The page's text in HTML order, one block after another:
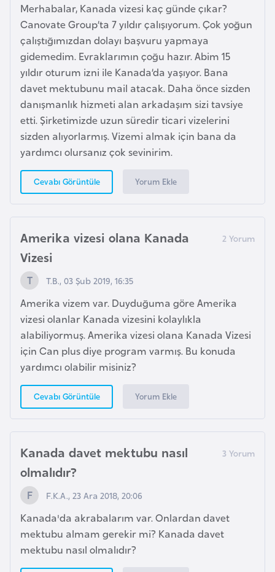
Merhabalar, Kanada vizesi kaç günde çıkar?
Canovate Group’ta 7 yıldır çalışıyorum. Çok yoğun
çalıştığımızdan dolayı başvuru yapmaya
gidemedim. Evraklarımın çoğu hazır. Abim 15
yıldır oturum izni ile Kanada’da yaşıyor. Bana
davet mektubunu mail atacak. Daha önce sizden
danışmanlık hizmeti alan arkadaşım sizi tavsiye
etti. Şirketimizde uzun süredir ticari vizelerini
sizden alıyorlarmış. Vizemi almak için bana da
yardımcı olursanız çok sevinirim.
Cevabı Görüntüle Yorum Ekle
Amerika vizesi olana Kanada
Vizesi
T.B., 03 Şub 2019, 16:35
Amerika vizem var. Duyduğuma göre Amerika
vizesi olanlar Kanada vizesini kolaylıkla
alabiliyormuş. Amerika vizesi olana Kanada Vizesi
için Can plus diye program varmış. Bu konuda
yardımcı olabilir misiniz?
Cevabı Görüntüle Yorum Ekle
Kanada davet mektubu nasıl
olmalıdır?
F.K.A., 23 Ara 2018, 20:06
Kanada'da akrabalarım var. Onlardan davet
mektubu almam gerekir mi? Kanada davet
mektubu nasıl olmalıdır?
B
a
h
r
e
y
n
B
a
n
g
l
a
d
ş
B
e
l
a
r
s
B
e
ç
i
k
a